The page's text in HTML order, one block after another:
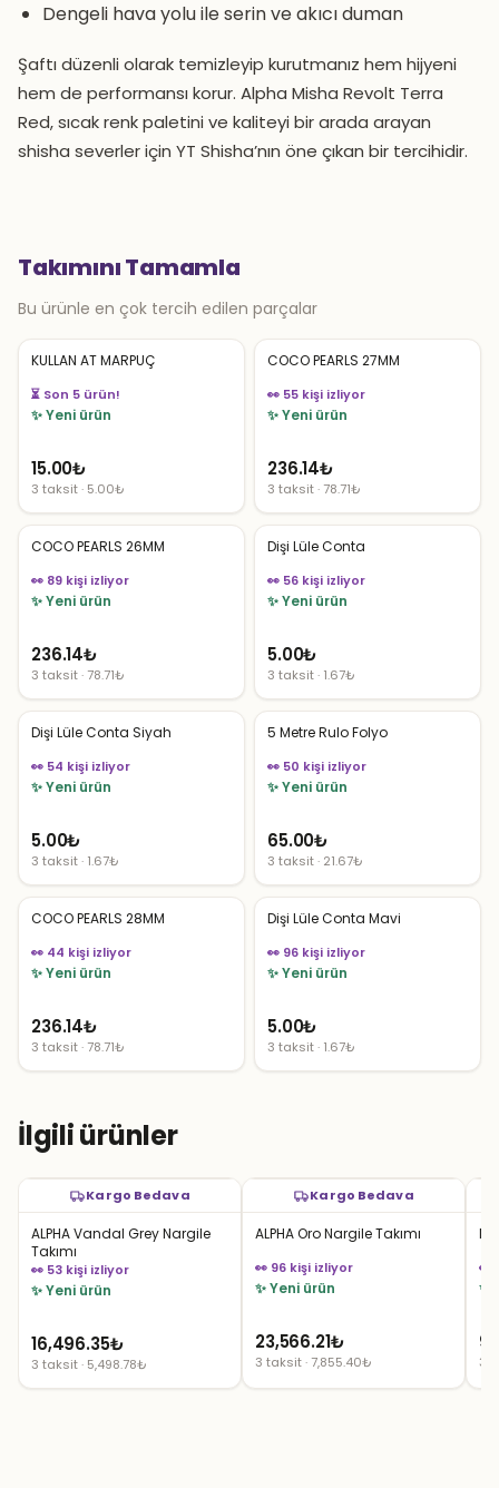
Dengeli hava yolu ile serin ve akıcı duman
Şaftı düzenli olarak temizleyip kurutmanız hem hijyeni
hem de performansı korur. Alpha Misha Revolt Terra
Red, sıcak renk paletini ve kaliteyi bir arada arayan
shisha severler için YT Shisha’nın öne çıkan bir tercihidir.
Takımını Tamamla
Bu ürünle en çok tercih edilen parçalar
KULLAN AT MARPUÇ
⏳ Son 5 ürün!
✨ Yeni ürün
15.00₺
3 taksit · 5.00₺
COCO PEARLS 27MM
👀 55 kişi izliyor
✨ Yeni ürün
236.14₺
3 taksit · 78.71₺
COCO PEARLS 26MM
👀 89 kişi izliyor
✨ Yeni ürün
236.14₺
3 taksit · 78.71₺
Dişi Lüle Conta
👀 56 kişi izliyor
✨ Yeni ürün
5.00₺
3 taksit · 1.67₺
Dişi Lüle Conta Siyah
👀 54 kişi izliyor
✨ Yeni ürün
5.00₺
3 taksit · 1.67₺
5 Metre Rulo Folyo
👀 50 kişi izliyor
✨ Yeni ürün
65.00₺
3 taksit · 21.67₺
COCO PEARLS 28MM
👀 44 kişi izliyor
✨ Yeni ürün
236.14₺
3 taksit · 78.71₺
Dişi Lüle Conta Mavi
👀 96 kişi izliyor
✨ Yeni ürün
5.00₺
3 taksit · 1.67₺
İlgili ürünler
Kargo Bedava
ALPHA Vandal Grey Nargile
Takımı
👀 53 kişi izliyor
✨ Yeni ürün
16,496.35₺
3 taksit · 5,498.78₺
Kargo Bedava
ALPHA Oro Nargile Takımı
👀 96 kişi izliyor
✨ Yeni ürün
23,566.21₺
3 taksit · 7,855.40₺
👀
✨
3